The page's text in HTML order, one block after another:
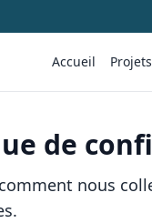
Accueil Projets
de
nous